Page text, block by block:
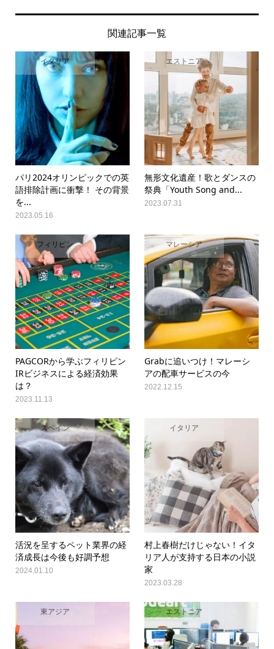
関連記事一覧
イタリア
パリ2024オリンピックでの英
語排除計画に衝撃！ その背景
を...
2023.05.16
エストニア
無形文化遺産！歌とダンスの
祭典「Youth Song and...
2023.07.31
フィリピン
PAGCORから学ぶフィリピン
IRビジネスによる経済効果
は？
2023.11.13
マレーシア
Grabに追いつけ！マレーシ
アの配車サービスの今
2022.12.15
スペイン
活況を呈するペット業界の経
済成長は今後も好調予想
2024.01.10
イタリア
村上春樹だけじゃない！イタ
リア人が支持する日本の小説
家
2023.03.28
東アジア エストニア